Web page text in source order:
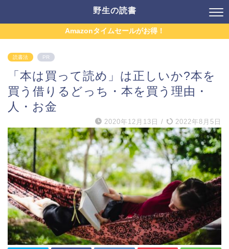
野生の読書
Amazonタイムセールがお得！
読書法 PR
「本は買って読め」は正しいか?本を
買う借りるどっち・本を買う理由・
人・お金
2020年12月13日 / 2022年8月5日